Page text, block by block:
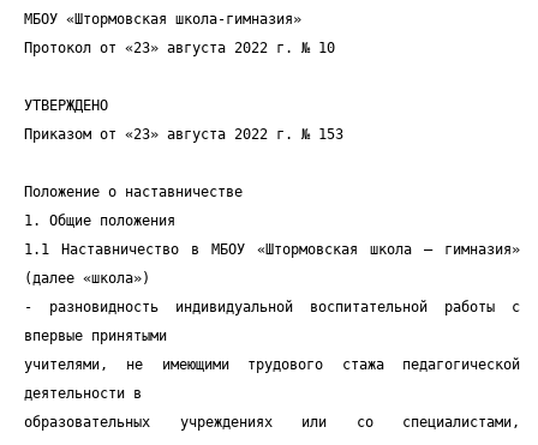
МБОУ «Штормовская школа-гимназия»
Протокол от «23» августа 2022 г. № 10
УТВЕРЖДЕНО
Приказом от «23» августа 2022 г. № 153
Положение о наставничестве
1. Общие положения
1.1 Наставничество в МБОУ «Штормовская школа – гимназия»
(далее «школа»)
- разновидность индивидуальной воспитательной работы с
впервые принятыми
учителями, не имеющими трудового стажа педагогической
деятельности в
образовательных учреждениях или со специалистами,